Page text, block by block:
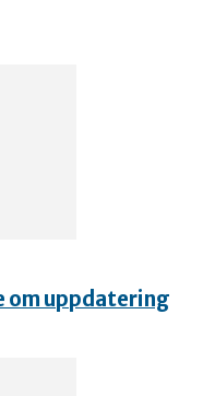
om uppdatering